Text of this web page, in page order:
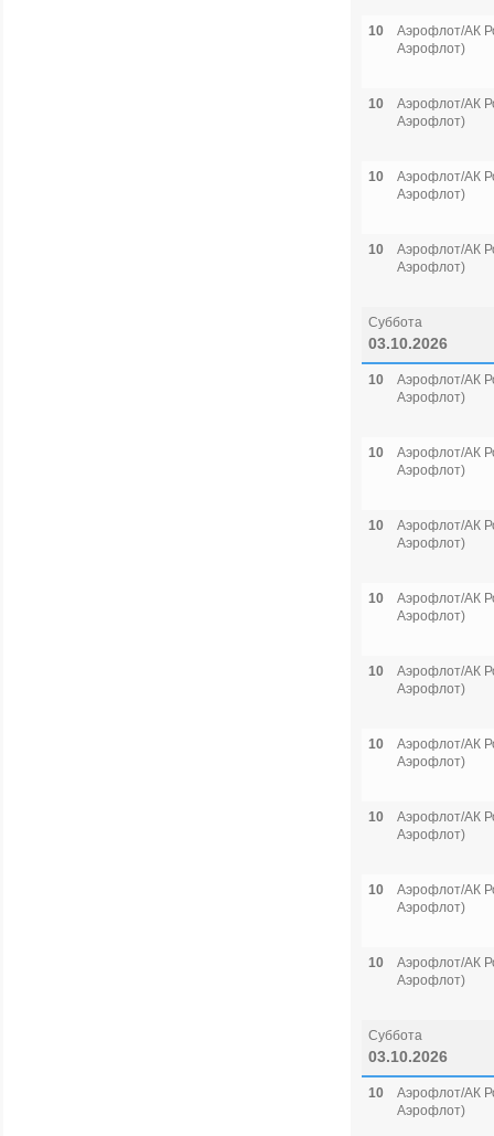
10
Аэрофлот/АК
Аэрофлот)
10
Аэрофлот/АК
Аэрофлот)
10
Аэрофлот/АК
Аэрофлот)
10
Аэрофлот/АК
Аэрофлот)
Суббота
03.10.2026
10
Аэрофлот/АК
Аэрофлот)
10
Аэрофлот/АК
Аэрофлот)
10
Аэрофлот/АК
Аэрофлот)
10
Аэрофлот/АК
Аэрофлот)
10
Аэрофлот/АК
Аэрофлот)
10
Аэрофлот/АК
Аэрофлот)
10
Аэрофлот/АК
Аэрофлот)
10
Аэрофлот/АК
Аэрофлот)
10
Аэрофлот/АК
Аэрофлот)
Суббота
03.10.2026
10
Аэрофлот/АК
Аэрофлот)